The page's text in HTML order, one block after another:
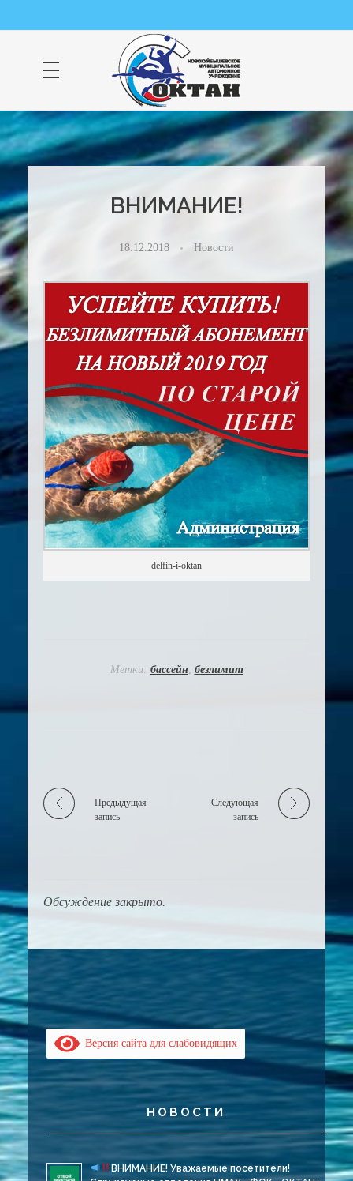
НМАУ "ФОК "ОКТАН" | Официальный сайт
НМАУ "ФОК"ОКТАН". Центр спорта, оздоровления и закаливания. Тел. 8 (84635) 9-68-79
ВНИМАНИЕ!
18.12.2018 Новости
delfin-i-oktan
Метки: бассейн, безлимит
Предыдущая
запись
Следующая
запись
Обсуждение закрыто.
Версия сайта для слабовидящих
НОВОСТИ
ВНИМАНИЕ! Уважаемые посетители!